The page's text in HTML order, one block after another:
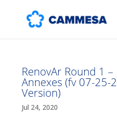
RenovAr Round 1 –
Annexes (fv 07-25-
Version)
Jul 24, 2020